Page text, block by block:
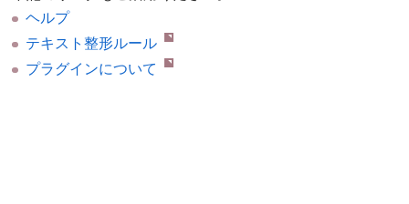
ヘルプ
テキスト整形ルール
プラグインについて